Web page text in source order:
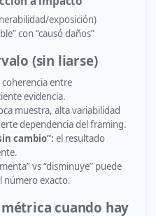
exposición)
con “causó daños”
(sin liarse)
coherencia entre
evidencia.
muestra, alta variabilidad
dependencia del framing.
cambio”: el resultado
vs “disminuye” puede
número exacto.
cuando hay